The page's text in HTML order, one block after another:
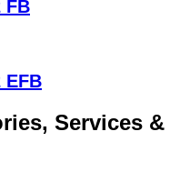
FB
EFB
Services &